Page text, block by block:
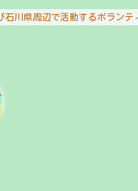
川県周辺で活動するボランテ